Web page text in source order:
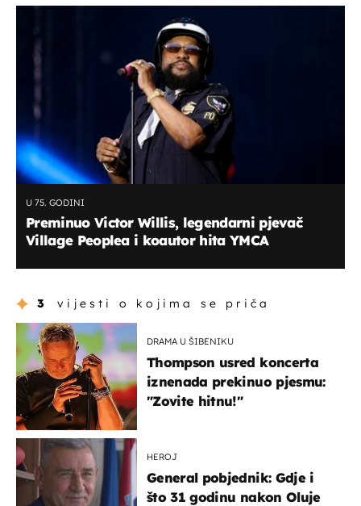
U 75. GODINI
Preminuo Victor Willis, legendarni pjevač
Village Peoplea i koautor hita YMCA
3 vijesti o kojima se priča
DRAMA U ŠIBENIKU
Thompson usred koncerta
iznenada prekinuo pjesmu:
"Zovite hitnu!"
HEROJ
General pobjednik: Gdje i
što 31 godinu nakon Oluje